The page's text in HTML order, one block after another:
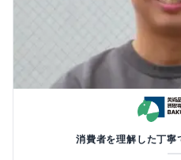
消費者を理解した丁寧